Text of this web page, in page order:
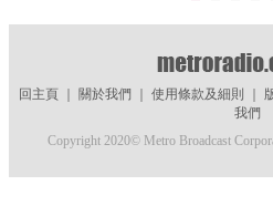
回主頁｜ 關於我們 使用條款及細則
我們
Copyright 2020© Metro Broadcast